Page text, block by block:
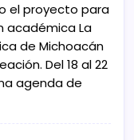
el proyecto para
académica La
de Michoacán
Del 18 al 22
agenda de